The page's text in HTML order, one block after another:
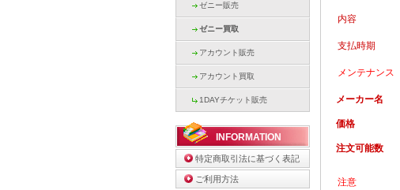
ゼニー販売
ゼニー買取
アカウント販売
アカウント買取
1DAYチケット販売
INFORMATION
特定商取引法に基づく表記
ご利用方法
内容
支払時期
メンテナンス
メーカー名
価格
注文可能数
注意